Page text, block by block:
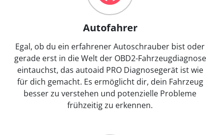
Autofahrer
Egal, ob du ein erfahrener Autoschrauber bist oder
gerade erst in die Welt der OBD2-Fahrzeugdiagnose
eintauchst, das autoaid PRO Diagnosegerät ist wie
für dich gemacht. Es ermöglicht dir, dein Fahrzeug
besser zu verstehen und potenzielle Probleme
frühzeitig zu erkennen.